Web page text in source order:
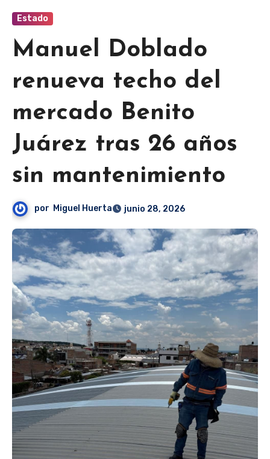
Estado
Manuel Doblado
renueva techo del
mercado Benito
Juárez tras 26 años
sin mantenimiento
por Miguel Huerta junio 28, 2026